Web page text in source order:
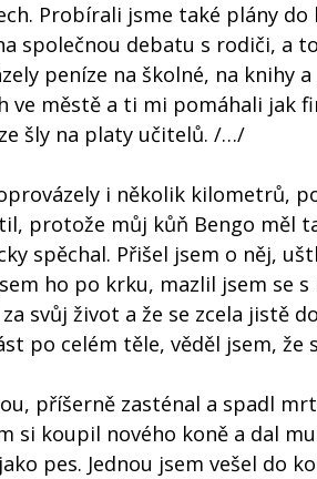
Probírali jsme také plány do
společnou debatu s rodiči, a
peníze na školné, na knihy
ve městě a ti mi pomáhali jak
šly na platy učitelů. /…/
i několik kilometrů,
protože můj kůň Bengo měl
spěchal. Přišel jsem o něj,
ho po krku, mazlil jsem se
svůj život a že se zcela jistě
po celém těle, věděl jsem, že
příšerně zasténal a spadl
si koupil nového koně a dal
pes. Jednou jsem vešel do